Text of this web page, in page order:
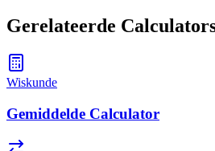
Gerelateerde
Wiskunde
Gemiddelde Calculator